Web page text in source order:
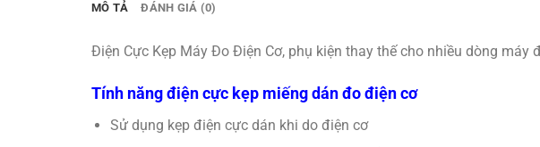
MÔ TẢ ĐÁNH GIÁ (0)
Điện Cực Kẹp Máy Đo Điện Cơ, phụ kiện thay thế cho nhiều dòng máy
Tính năng điện cực kẹp miếng dán đo điện cơ
Sử dụng kẹp điện cực dán khi do điện cơ